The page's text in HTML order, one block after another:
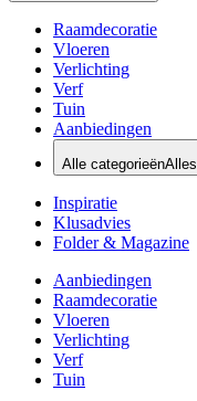
Raamdecoratie
Vloeren
Verlichting
Verf
Tuin
Aanbiedingen
Alle categorieënAlles
Inspiratie
Klusadvies
Folder & Magazine
Aanbiedingen
Raamdecoratie
Vloeren
Verlichting
Verf
Tuin